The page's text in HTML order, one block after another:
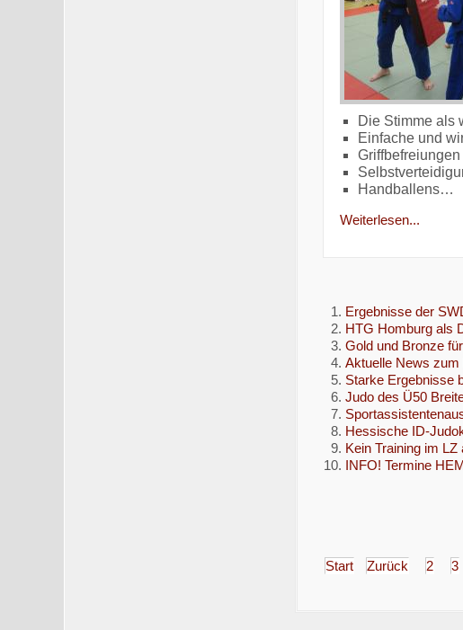
Die Stimme als
Einfache und
Handballens…
Weiterlesen...
Ergebnisse der
HTG Homburg als
Gold und Bronze
Aktuelle News
Starke Ergebnisse
Judo des Ü50
Hessische ID-
Kein Training im
INFO! Termine
Start Zurück 2 3